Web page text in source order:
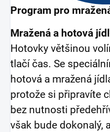
Program pro
Mražená a hotová
Hotovky většinou
tlačí čas. Se
hotová a mražená
protože si připravíte
bez nutnosti
však bude dokonalý,